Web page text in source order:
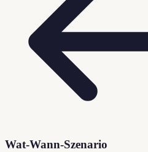
Wat-Wann-Szenario